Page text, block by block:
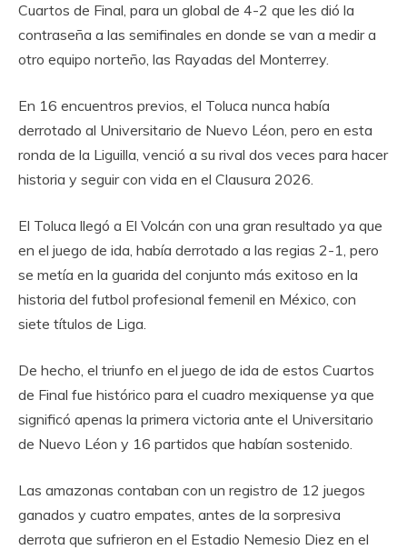
Cuartos de Final, para un global de 4-2 que les dió la
contraseña a las semifinales en donde se van a medir a
otro equipo norteño, las Rayadas del Monterrey.
En 16 encuentros previos, el Toluca nunca había
derrotado al Universitario de Nuevo Léon, pero en esta
ronda de la Liguilla, venció a su rival dos veces para hacer
historia y seguir con vida en el Clausura 2026.
El Toluca llegó a El Volcán con una gran resultado ya que
en el juego de ida, había derrotado a las regias 2-1, pero
se metía en la guarida del conjunto más exitoso en la
historia del futbol profesional femenil en México, con
siete títulos de Liga.
De hecho, el triunfo en el juego de ida de estos Cuartos
de Final fue histórico para el cuadro mexiquense ya que
significó apenas la primera victoria ante el Universitario
de Nuevo Léon y 16 partidos que habían sostenido.
Las amazonas contaban con un registro de 12 juegos
ganados y cuatro empates, antes de la sorpresiva
derrota que sufrieron en el Estadio Nemesio Diez en el